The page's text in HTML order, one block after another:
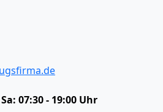
07:30 - 19:00 Uhr